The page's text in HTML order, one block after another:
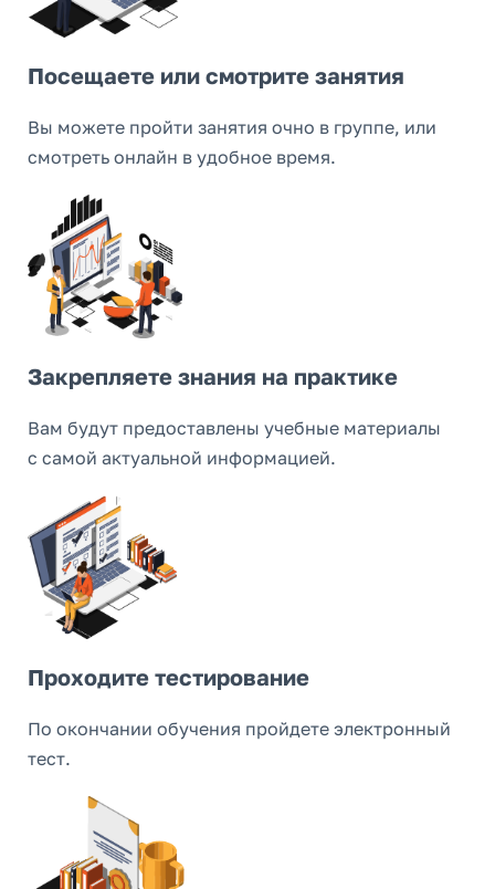
Посещаете или смотрите занятия
Вы можете пройти занятия очно в группе, или
смотреть онлайн в удобное время.
Закрепляете знания на практике
Вам будут предоставлены учебные материалы
с самой актуальной информацией.
Проходите тестирование
По окончании обучения пройдете электронный
тест.